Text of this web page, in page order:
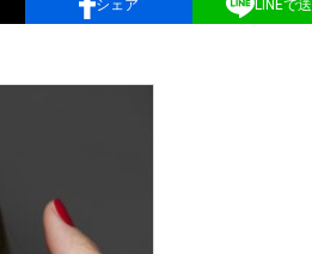
シェア LINEで